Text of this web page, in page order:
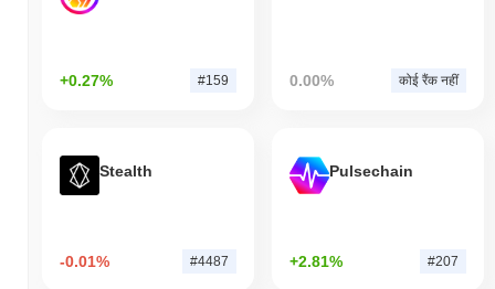
+0.27% #159 0.00% कोई रैंक नहीं
Stealth
-0.01% #4487
Pulsechain
+2.81% #207